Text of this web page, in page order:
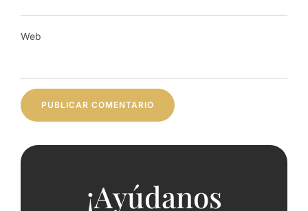
Web
¡Ayúdanos